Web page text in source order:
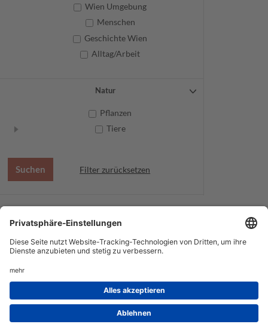
Wien Umgebung
Menschen
Geschichte Wien
Alltag/Arbeit
Natur
Pflanzen
Tiere
Filter zurücksetzen
Datenschutz
Service